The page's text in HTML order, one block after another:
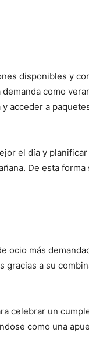
disponibles y
como
acceder a
el día y planificar
De esta forma
ocio más
gracias a su
celebrar un
como una